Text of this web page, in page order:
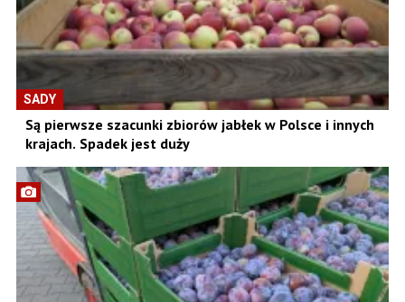
SADY
Są pierwsze szacunki zbiorów jabłek w Polsce i innych
krajach. Spadek jest duży